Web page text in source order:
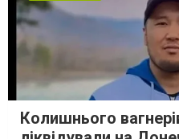
Колишнього